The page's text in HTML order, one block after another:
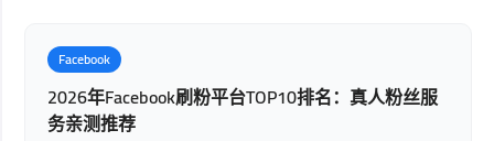
Facebook
2026年Facebook刷粉平台TOP10排名：真人粉丝服
务亲测推荐